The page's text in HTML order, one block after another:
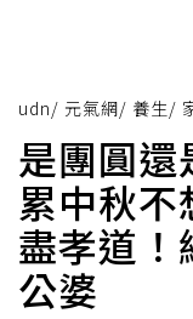
udn/ 元氣網/ 養生/
是團圓還
累中秋不
盡孝道！
公婆